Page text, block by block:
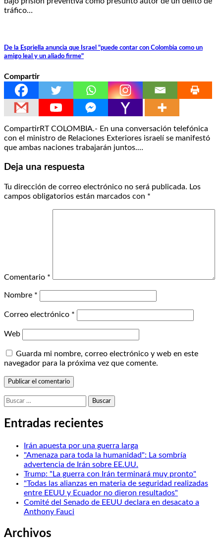
tráfico…
De la Espriella anuncia que Israel "puede contar con Colombia como un
amigo leal y un aliado firme"
Compartir
CompartirRT COLOMBIA.- En una conversación telefónica
con el ministro de Relaciones Exteriores israelí se manifestó
que ambas naciones trabajarán juntos.…
Deja una respuesta
Tu dirección de correo electrónico no será publicada. Los
campos obligatorios están marcados con *
Comentario *
Nombre *
Correo electrónico *
Web
Guarda mi nombre, correo electrónico y web en este
navegador para la próxima vez que comente.
Buscar:
Entradas recientes
Irán apuesta por una guerra larga
"Amenaza para toda la humanidad": La sombría
advertencia de Irán sobre EE.UU.
Trump: "La guerra con Irán terminará muy pronto"
"Todas las alianzas en materia de seguridad realizadas
entre EEUU y Ecuador no dieron resultados"
Comité del Senado de EEUU declara en desacato a
Anthony Fauci
Archivos